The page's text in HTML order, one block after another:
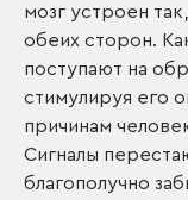
мозг устроен
обеих сторон.
поступают на
стимулируя его
причинам
Сигналы
благополучно